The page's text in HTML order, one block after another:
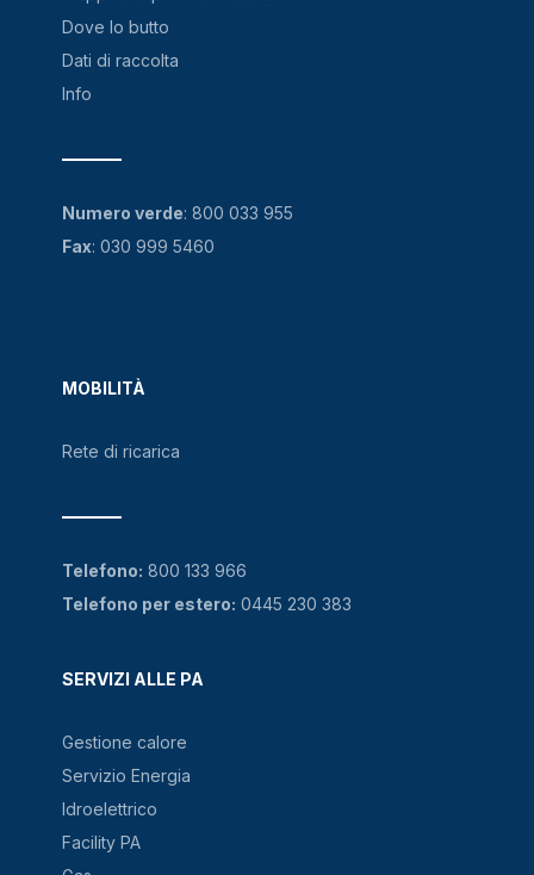
Dove lo butto
Dati di raccolta
Info
MOBILITÀ
Rete di ricarica
SERVIZI ALLE PA
Gestione calore
Servizio Energia
Idroelettrico
Facility PA
Numero verde: 800 033 955
Fax: 030 999 5460
Telefono: 800 133 966
Telefono per estero: 0445 230 383